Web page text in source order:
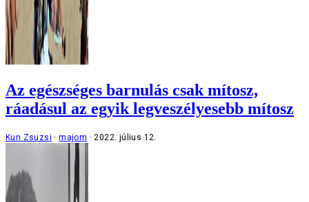
Az egészséges barnulás csak mítosz,
ráadásul az egyik legveszélyesebb mítosz
Kun Zsuzsi majom 2022. július 12.